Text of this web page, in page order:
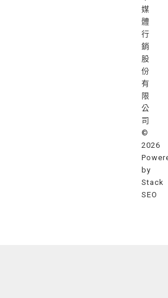
媒
體
行
銷
股
份
有
限
公
司
©
2026
by
Stack
SEO